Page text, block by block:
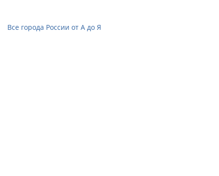
Все города России от А до Я